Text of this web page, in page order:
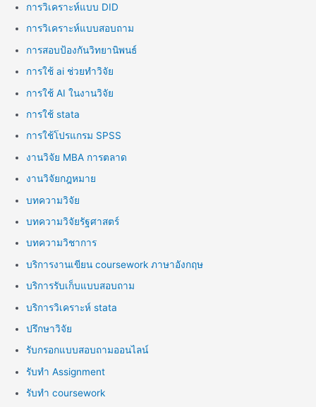
การวิเคราะห์แบบ DID
การวิเคราะห์แบบสอบถาม
การสอบป้องกันวิทยานิพนธ์
การใช้ ai ช่วยทำวิจัย
การใช้ AI ในงานวิจัย
การใช้ stata
การใช้โปรแกรม SPSS
งานวิจัย MBA การตลาด
งานวิจัยกฎหมาย
บทความวิจัย
บทความวิจัยรัฐศาสตร์
บทความวิชาการ
บริการงานเขียน coursework ภาษาอังกฤษ
บริการรับเก็บแบบสอบถาม
บริการวิเคราะห์ stata
ปรึกษาวิจัย
รับกรอกแบบสอบถามออนไลน์
รับทำ Assignment
รับทำ coursework